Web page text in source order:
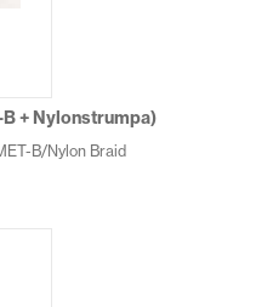
B + Nylonstrumpa)
B/Nylon Braid